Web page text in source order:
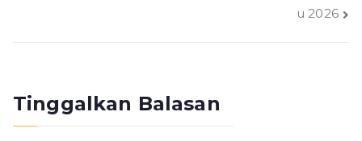
u 2026
Tinggalkan Balasan